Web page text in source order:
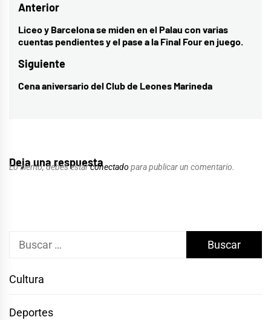
Navegación
de
entradas
Anterior
Entrada
anterior:
Liceo y Barcelona se miden en el Palau con varias
cuentas pendientes y el pase a la Final Four en juego.
Siguiente
Entrada
Cena aniversario del Club de Leones Marineda
Deja una respuesta
Lo siento, debes estarconectado para publicar un comentario.
Buscar:
Cultura
Deportes